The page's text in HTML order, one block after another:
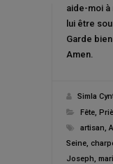
aide-moi
lui être
Garde
Amen.
Simla
Fête,
artisan,
Seine,
Joseph, mari